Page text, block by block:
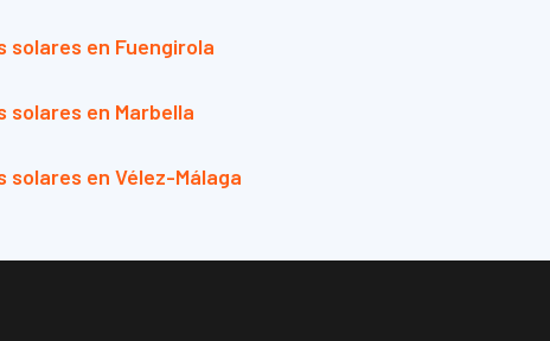
solares en Fuengirola
solares en Marbella
solares en Vélez-Málaga